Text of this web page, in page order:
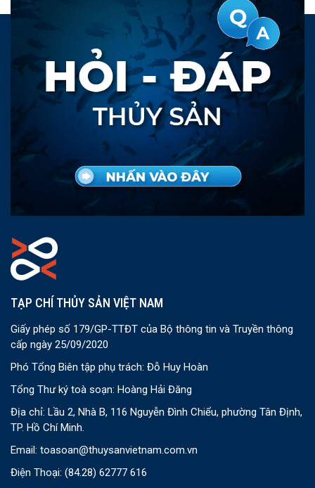
TẠP CHÍ THỦY SẢN VIỆT NAM
Giấy phép số 179/GP-TTĐT của Bộ thông tin và Truyền thông
cấp ngày 25/09/2020
Phó Tổng Biên tập phụ trách: Đỗ Huy Hoàn
Tổng Thư ký toà soạn: Hoàng Hải Đăng
Địa chỉ: Lầu 2, Nhà B, 116 Nguyễn Đình Chiểu, phường Tân Định,
TP. Hồ Chí Minh.
Email: toasoan@thuysanvietnam.com.vn
Điện Thoại: (84.28) 62777 616